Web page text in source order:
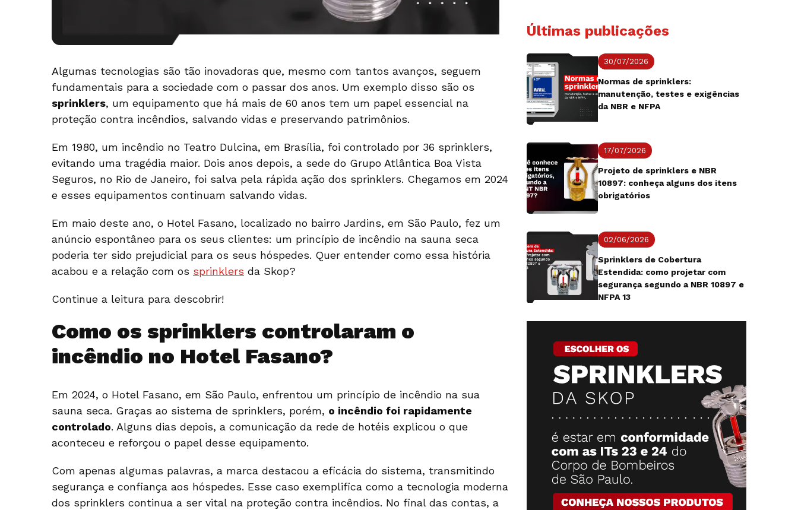
Algumas tecnologias são tão inovadoras que, mesmo com tantos avanços, seguem
fundamentais para a sociedade com o passar dos anos. Um exemplo disso são os
sprinklers, um equipamento que há mais de 60 anos tem um papel essencial na
proteção contra incêndios, salvando vidas e preservando patrimônios.
Em 1980, um incêndio no Teatro Dulcina, em Brasília, foi controlado por 36 sprinklers,
evitando uma tragédia maior. Dois anos depois, a sede do Grupo Atlântica Boa Vista
Seguros, no Rio de Janeiro, foi salva pela rápida ação dos sprinklers. Chegamos em 2024
e esses equipamentos continuam salvando vidas.
Em maio deste ano, o Hotel Fasano, localizado no bairro Jardins, em São Paulo, fez um
anúncio espontâneo para os seus clientes: um princípio de incêndio na sauna seca
poderia ter sido prejudicial para os seus hóspedes. Quer entender como essa história
acabou e a relação com os sprinklers da Skop?
Continue a leitura para descobrir!
Como os sprinklers controlaram o
incêndio no Hotel Fasano?
Em 2024, o Hotel Fasano, em São Paulo, enfrentou um princípio de incêndio na sua
sauna seca. Graças ao sistema de sprinklers, porém, o incêndio foi rapidamente
controlado. Alguns dias depois, a comunicação da rede de hotéis explicou o que
aconteceu e reforçou o papel desse equipamento.
Com apenas algumas palavras, a marca destacou a eficácia do sistema, transmitindo
segurança e confiança aos hóspedes. Esse caso exemplifica como a tecnologia moderna
dos sprinklers continua a ser vital na proteção contra incêndios. No final das contas, a
Últimas publicações
30/07/2026
Normas de sprinklers:
manutenção, testes e exigências
da NBR e NFPA
17/07/2026
Projeto de sprinklers e NBR
10897: conheça alguns dos itens
obrigatórios
02/06/2026
Sprinklers de Cobertura
Estendida: como projetar com
segurança segundo a NBR 10897 e
NFPA 13